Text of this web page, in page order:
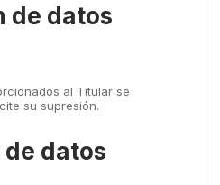
de datos
al Titular se
su supresión.
datos